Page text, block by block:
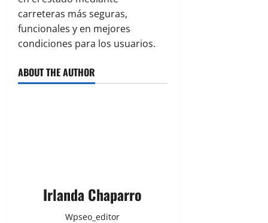
carreteras más seguras,
funcionales y en mejores
condiciones para los usuarios.
ABOUT THE AUTHOR
Irlanda Chaparro
Wpseo_editor